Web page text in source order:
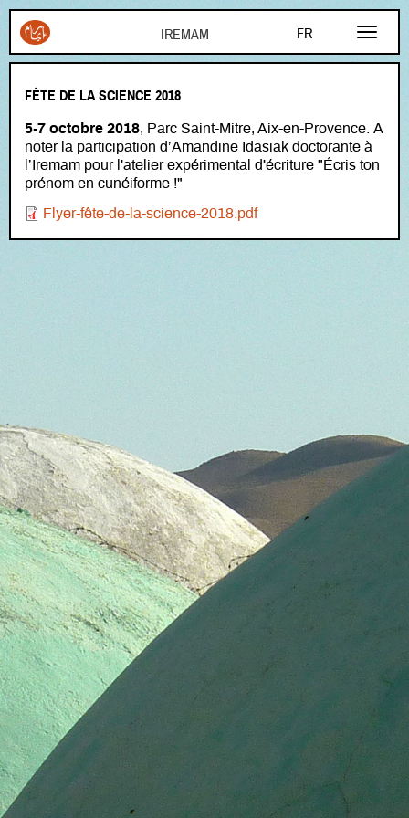
FR
EN
Aller au contenu principal
FÊTE DE LA SCIENCE 2018
5-7 octobre 2018, Parc Saint-Mitre, Aix-en-Provence. A
noter la participation d’Amandine Idasiak doctorante à
l’Iremam pour l'atelier expérimental d'écriture "Écris ton
prénom en cunéiforme !"
Document
Flyer-fête-de-la-science-2018.pdf